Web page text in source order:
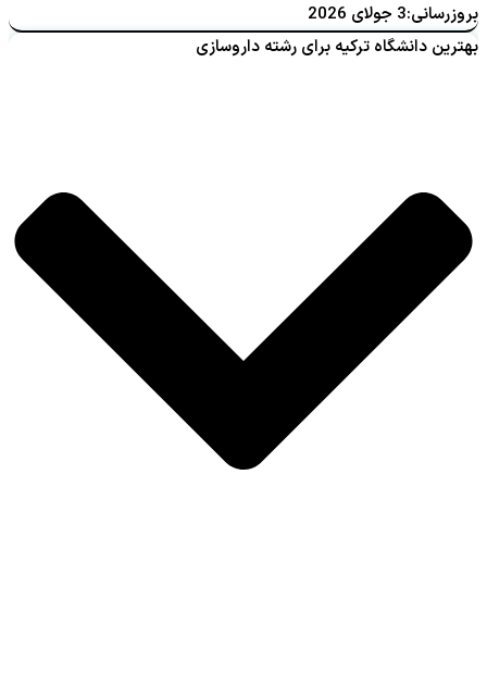
بروزرسانی:3 جولای 2026
بهترین دانشگاه ترکیه برای رشته داروسازی